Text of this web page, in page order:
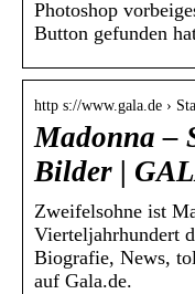
Photoshop
Button gefunden
http s://www.gala.de ›
Madonna –
Bilder |
Zweifelsohne ist
Vierteljahrhundert
Biografie, News,
auf Gala.de.